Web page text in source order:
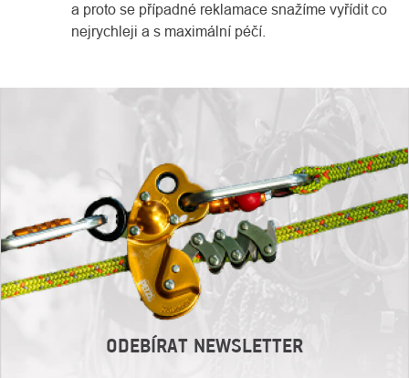
a proto se případné reklamace snažíme vyřídit co
nejrychleji a s maximální péčí.
ODEBÍRAT NEWSLETTER